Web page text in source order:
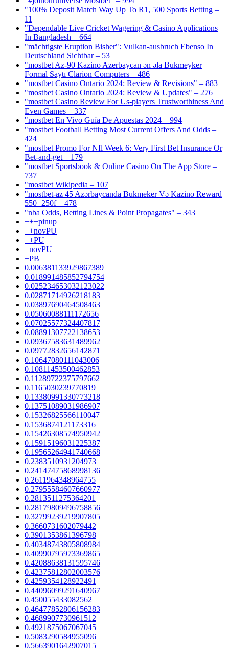
"100% Deposit Match Way Up To R1, 500 Sports Betting –
11
"Dependable Live Cricket Wagering & Casino Applications
In Bangladesh – 664
"mächtigste Eruption Bisher": Vulkan-ausbruch Ebenso In
Deutschland Sichtbar – 53
"mostbet Az-90 Kazino Azerbaycan ən əla Bukmeyker
Formal Saytı Clarion Computers – 486
"mostbet Casino Ontario 2024: Review & Revisions" – 883
"mostbet Casino Ontario 2024: Review & Updates" – 276
"mostbet Casino Review For Us-players Trustworthiness And
Even Games – 337
"mostbet En Vivo Guía De Apuestas 2024 – 994
"mostbet Football Betting Most Current Offers And Odds –
424
"mostbet Promo For Nfl Week 6: Very First Bet Insurance Or
Bet-and-get – 179
"‎mostbet Sportsbook & Online Casino On The App Store –
737
"mostbet Wikipedia – 107
"mostbet-az 45 Azərbaycanda Bukmeker Və Kazino Reward
550+250f – 478
"nba Odds, Betting Lines & Point Propagates" – 343
+++pinup
++novPU
++PU
+novPU
+PB
0.006381133929867389
0.018991485852794754
0.025234653032123022
0.02871714926218183
0.03897690464508463
0.05060088111172656
0.07025577324407817
0.08891307722138653
0.09367583631489962
0.09772832656142871
0.10647080111043006
0.10811453500462853
0.11289722375797662
0.1165030239770819
0.13380991330773218
0.13751089031986907
0.15326825566110047
0.1536874121173316
0.15426308574950942
0.15915196031225387
0.19565264941740668
0.2383510931204973
0.24147475868998136
0.2611964348964755
0.27955584607660977
0.2813511275364201
0.28179809496758856
0.32799239219907805
0.3660731602079442
0.3901353861396798
0.40348743805808984
0.40990795973369865
0.42088638131595746
0.42375812802003576
0.4259354128922491
0.44096099291640967
0.450055433082562
0.46477852806156283
0.4689907730961512
0.4921875067067045
0.5083290584955096
0.5663901642907015